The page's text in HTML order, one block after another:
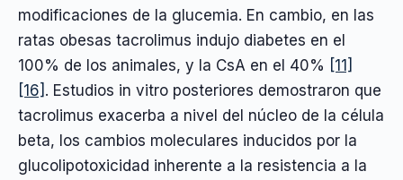
modificaciones de la glucemia. En cambio, en las
ratas obesas tacrolimus indujo diabetes en el
100% de los animales, y la CsA en el 40% [11]
[16] . Estudios in vitro posteriores demostraron que
tacrolimus exacerba a nivel del núcleo de la célula
beta, los cambios moleculares inducidos por la
glucolipotoxicidad inherente a la resistencia a la